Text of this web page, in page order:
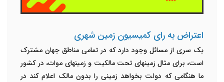
اعتراض به رای کمیسیون زمین شهری
یک سری از مسائل وجود دارد که در تمامی مناطق جهان مشترک
است، برای مثال زمین­های تحت مالکیت و زمین­های موات، در کشور
ما هنگامی که دولت بخواهد زمینی را بدون مالک اعلام کند در